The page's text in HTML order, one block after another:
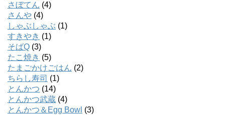
さぼてん (4)
さんや (4)
しゃぶしゃぶ (1)
すきやき (1)
そばQ (3)
たこ焼き (5)
たまごかけごはん (2)
ちらし寿司 (1)
とんかつ (14)
とんかつ武蔵 (4)
とんかつ＆Egg Bowl (3)